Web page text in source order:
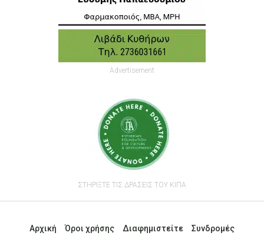
Advertisement
ΣΤΗΡΙΞΤΕ ΤΙΣ ΔΡΑΣΕΙΣ ΤΟΥ ΚΙΠΑ
Αρχική Όροι χρήσης Διαφημιστείτε Συνδρομές